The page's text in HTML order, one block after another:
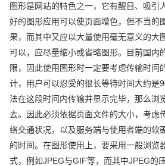
图形是网站的特色之一，它有醒目、吸引
好的图形应用可以使页面增色，但不当的
果，而其中又应以大量使用毫无意义的大
可以，应尽量缩小或省略图形。目前国内
限，因此使用图形时一定要考虑传输时间
计，用户可以忍受的很长等待时间大约是
法在这段时间内传输并显示完毕，那么浏
去。因此必须依据页面文件的大小，考虑
络交通状况，以及服务端与使用者端的软
的时间。在图形使用上，要采用一般浏览
式，例如JPEG与GIF等，而其中JPEG的